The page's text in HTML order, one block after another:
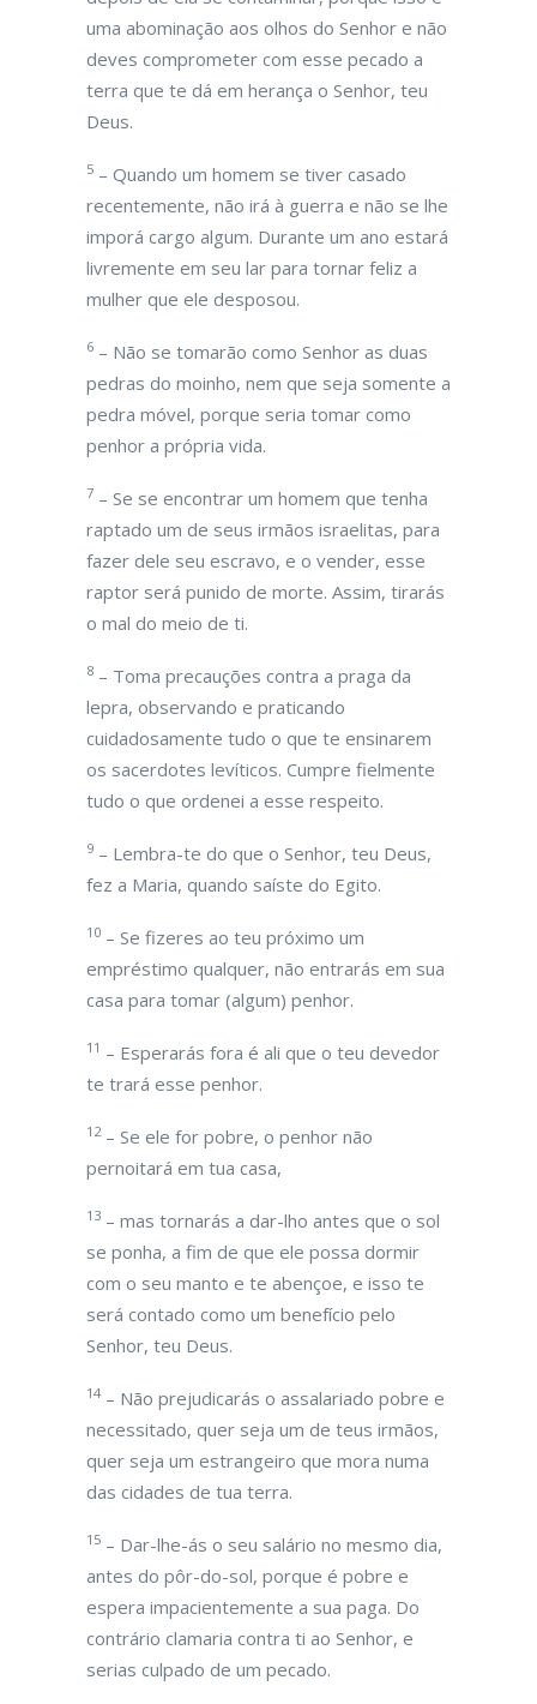
uma abominação aos olhos do Senhor e não
deves comprometer com esse pecado a
terra que te dá em herança o Senhor, teu
Deus.
5 – Quando um homem se tiver casado
recentemente, não irá à guerra e não se lhe
imporá cargo algum. Durante um ano estará
livremente em seu lar para tornar feliz a
mulher que ele desposou.
6 – Não se tomarão como Senhor as duas
pedras do moinho, nem que seja somente a
pedra móvel, porque seria tomar como
penhor a própria vida.
7 – Se se encontrar um homem que tenha
raptado um de seus irmãos israelitas, para
fazer dele seu escravo, e o vender, esse
raptor será punido de morte. Assim, tirarás
o mal do meio de ti.
8 – Toma precauções contra a praga da
lepra, observando e praticando
cuidadosamente tudo o que te ensinarem
os sacerdotes levíticos. Cumpre fielmente
tudo o que ordenei a esse respeito.
9 – Lembra-te do que o Senhor, teu Deus,
fez a Maria, quando saíste do Egito.
10 – Se fizeres ao teu próximo um
empréstimo qualquer, não entrarás em sua
casa para tomar (algum) penhor.
11 – Esperarás fora é ali que o teu devedor
te trará esse penhor.
12– Se ele for pobre, o penhor não
pernoitará em tua casa,
13 – mas tornarás a dar-lho antes que o sol
se ponha, a fim de que ele possa dormir
com o seu manto e te abençoe, e isso te
será contado como um benefício pelo
Senhor, teu Deus.
14 – Não prejudicarás o assalariado pobre e
necessitado, quer seja um de teus irmãos,
quer seja um estrangeiro que mora numa
das cidades de tua terra.
15 – Dar-lhe-ás o seu salário no mesmo dia,
antes do pôr-do-sol, porque é pobre e
espera impacientemente a sua paga. Do
contrário clamaria contra ti ao Senhor, e
serias culpado de um pecado.